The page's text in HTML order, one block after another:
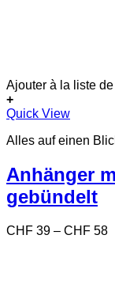
Ajouter à la liste
+
Dieses
weist
Varianten
auf.
Die
können
Quick View
Alles auf einen
Anhänger
gebündelt
CHF 39 – CHF 58